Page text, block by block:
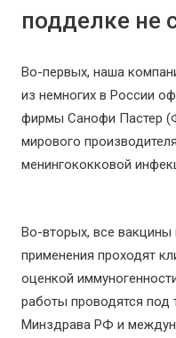
подделке не
Во-первых, наша
из немногих в России
фирмы Санофи Пастер
мирового
менингококковой
Во-вторых, все
применения проходят
оценкой
работы проводятся
Минздрава РФ и